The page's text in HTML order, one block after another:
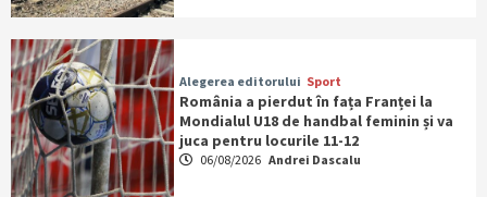
Alegerea editorului Sport
România a pierdut în fața Franței la
Mondialul U18 de handbal feminin și va
juca pentru locurile 11-12
06/08/2026 Andrei Dascalu